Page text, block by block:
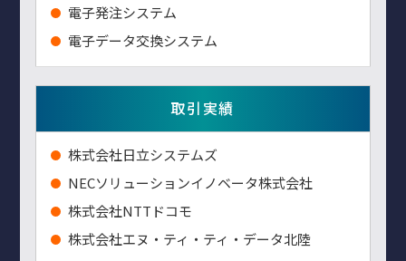
電子発注システム
電子データ交換システム
取引実績
株式会社日立システムズ
NECソリューションイノベータ株式会社
株式会社NTTドコモ
株式会社エヌ・ティ・ティ・データ北陸